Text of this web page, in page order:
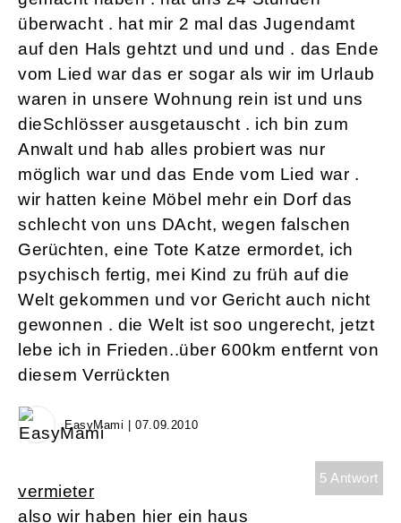
überwacht . hat mir 2 mal das Jugendamt
auf den Hals gehtzt und und und . das Ende
vom Lied war das er sogar als wir im Urlaub
waren in unsere Wohnung rein ist und uns
dieSchlösser ausgetauscht . ich bin zum
Anwalt und hab alles probiert was nur
möglich war und das Ende vom Lied war .
wir hatten keine Möbel mehr ein Dorf das
schlecht von uns DAcht, wegen falschen
Gerüchten, eine Tote Katze ermordet, ich
psychisch fertig, mei Kind zu früh auf die
Welt gekommen und vor Gericht auch nicht
gewonnen . die Welt ist soo ungerecht, jetzt
lebe ich in Frieden..über 600km entfernt von
diesem Verrückten
EasyMami | 07.09.2010
5 Antwort
vermieter
also wir haben hier ein haus